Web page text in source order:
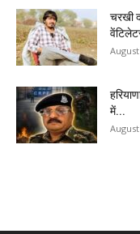
चरखी
में...